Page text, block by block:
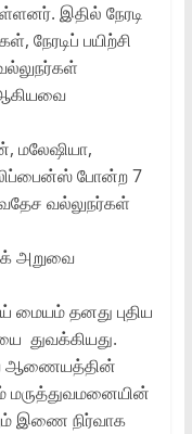
இதில் நேரடி
நேரடிப் பயிற்சி
மலேஷியா,
போன்ற 7
வல்லுநர்கள்
அறுவை
மையம் தனது புதிய
துவக்கியது.
ஆணையத்தின்
மருத்துவமனையின்
இணை நிர்வாக